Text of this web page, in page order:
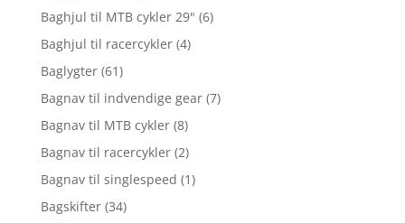
Baghjul til MTB cykler 29" (6)
Baghjul til racercykler (4)
Baglygter (61)
Bagnav til indvendige gear (7)
Bagnav til MTB cykler (8)
Bagnav til racercykler (2)
Bagnav til singlespeed (1)
Bagskifter (34)